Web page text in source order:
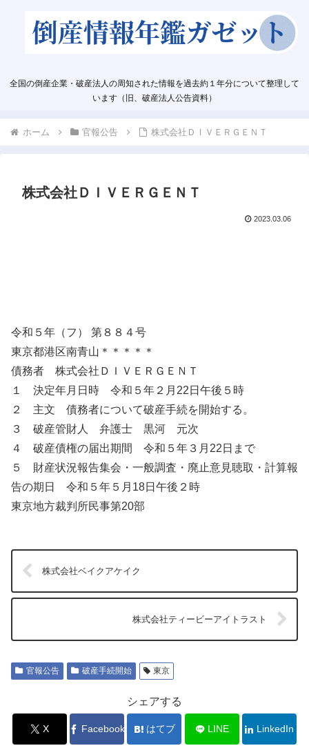
全国の倒産企業・破産法人の周知された情報を過去約１年分について整理して
います（旧、破産法人公告資料）
ホーム 官報公告 株式会社ＤＩＶＥＲＧＥＮＴ
株式会社ＤＩＶＥＲＧＥＮＴ
2023.03.06
令和５年（フ） 第８８４号
東京都港区南青山＊＊＊＊＊
債務者 株式会社ＤＩＶＥＲＧＥＮＴ
１ 決定年月日時 令和５年２月22日午後５時
２ 主文 債務者について破産手続を開始する。
３ 破産管財人 弁護士 黒河 元次
４ 破産債権の届出期間 令和５年３月22日まで
５ 財産状況報告集会・一般調査・廃止意見聴取・計算報
告の期日 令和５年５月18日午後２時
東京地方裁判所民事第20部
株式会社ベイクアケイク
株式会社ティービーアイトラスト
官報公告 破産手続開始 東京
シェアする
X Facebook はてブ LINE LinkedIn